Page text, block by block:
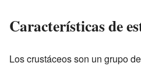
Características de
Los crustáceos son un grupo